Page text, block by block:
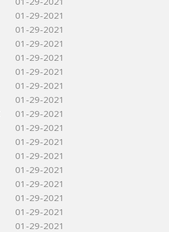
01-29-2021
01-29-2021
01-29-2021
01-29-2021
01-29-2021
01-29-2021
01-29-2021
01-29-2021
01-29-2021
01-29-2021
01-29-2021
01-29-2021
01-29-2021
01-29-2021
01-29-2021
01-29-2021